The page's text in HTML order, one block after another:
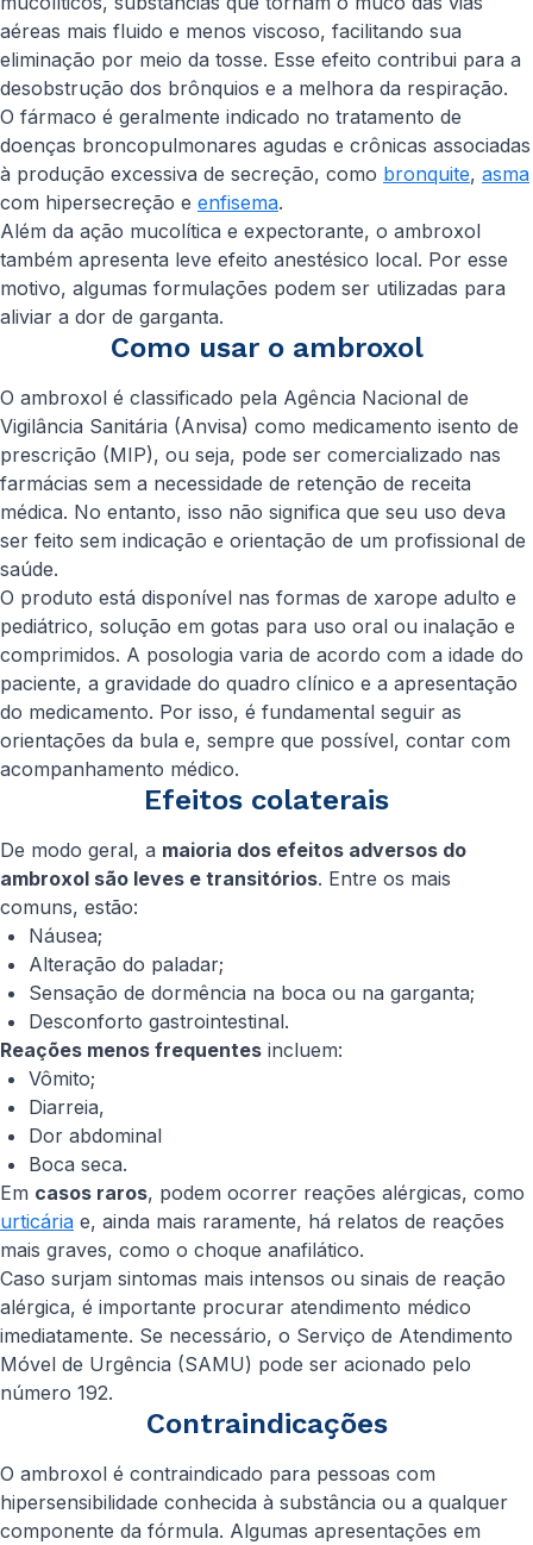
aéreas mais fluido e menos viscoso, facilitando sua
eliminação por meio da tosse. Esse efeito contribui para a
desobstrução dos brônquios e a melhora da respiração.
O fármaco é geralmente indicado no tratamento de
doenças broncopulmonares agudas e crônicas associadas
à produção excessiva de secreção, como bronquite, asma
com hipersecreção e enfisema.
Além da ação mucolítica e expectorante, o ambroxol
também apresenta leve efeito anestésico local. Por esse
motivo, algumas formulações podem ser utilizadas para
aliviar a dor de garganta.
Como usar o ambroxol
O ambroxol é classificado pela Agência Nacional de
Vigilância Sanitária (Anvisa) como medicamento isento de
prescrição (MIP), ou seja, pode ser comercializado nas
farmácias sem a necessidade de retenção de receita
médica. No entanto, isso não significa que seu uso deva
ser feito sem indicação e orientação de um profissional de
saúde.
O produto está disponível nas formas de xarope adulto e
pediátrico, solução em gotas para uso oral ou inalação e
comprimidos. A posologia varia de acordo com a idade do
paciente, a gravidade do quadro clínico e a apresentação
do medicamento. Por isso, é fundamental seguir as
orientações da bula e, sempre que possível, contar com
acompanhamento médico.
Efeitos colaterais
De modo geral, a maioria dos efeitos adversos do
ambroxol são leves e transitórios. Entre os mais
comuns, estão:
Náusea;
Alteração do paladar;
Sensação de dormência na boca ou na garganta;
Desconforto gastrointestinal.
Reações menos frequentes incluem:
Vômito;
Diarreia,
Dor abdominal
Boca seca.
Em casos raros, podem ocorrer reações alérgicas, como
urticária e, ainda mais raramente, há relatos de reações
mais graves, como o choque anafilático.
Caso surjam sintomas mais intensos ou sinais de reação
alérgica, é importante procurar atendimento médico
imediatamente. Se necessário, o Serviço de Atendimento
Móvel de Urgência (SAMU) pode ser acionado pelo
número 192.
Contraindicações
O ambroxol é contraindicado para pessoas com
hipersensibilidade conhecida à substância ou a qualquer
componente da fórmula. Algumas apresentações em